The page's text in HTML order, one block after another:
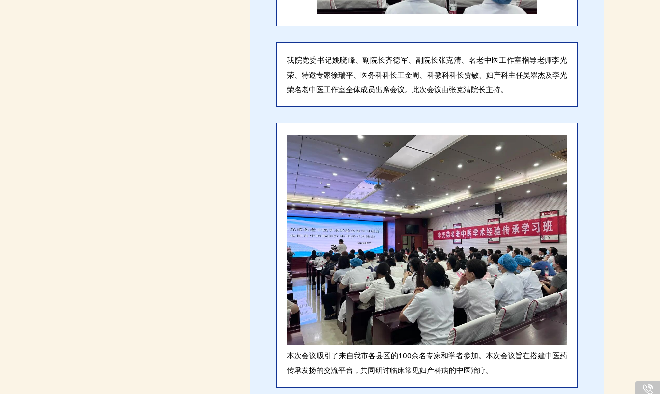
我院党委书记姚晓峰、副院长齐德军、副院长张克清、名老中医工作室指导老师李光
荣、特邀专家徐瑞平、医务科科长王金周、科教科科长贾敏、妇产科主任吴翠杰及李光
荣名老中医工作室全体成员出席会议。此次会议由张克清院长主持。
本次会议吸引了来自我市各县区的100余名专家和学者参加。本次会议旨在搭建中医药
传承发扬的交流平台，共同研讨临床常见妇产科病的中医治疗。